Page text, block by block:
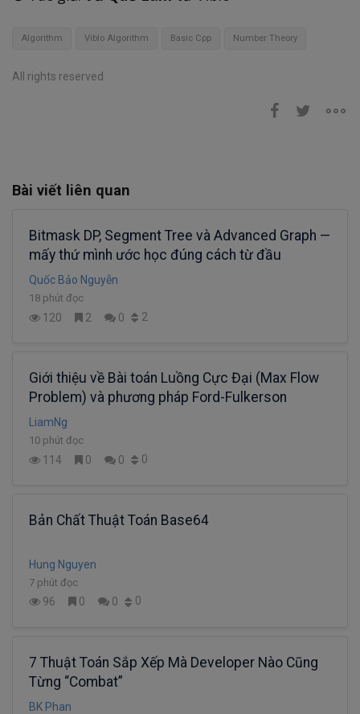
Algorithm Viblo Algorithm Basic Cpp Number Theory
All rights reserved
Bài viết liên quan
Bitmask DP, Segment Tree và Advanced Graph —
mấy thứ mình ước học đúng cách từ đầu
Quốc Bảo Nguyễn
18 phút đọc
120 2 0 2
Giới thiệu về Bài toán Luồng Cực Đại (Max Flow
Problem) và phương pháp Ford-Fulkerson
LiamNg
10 phút đọc
114 0 0 0
Bản Chất Thuật Toán Base64
Hung Nguyen
7 phút đọc
96 0 0 0
7 Thuật Toán Sắp Xếp Mà Developer Nào Cũng
Từng “Combat”
BK Phan